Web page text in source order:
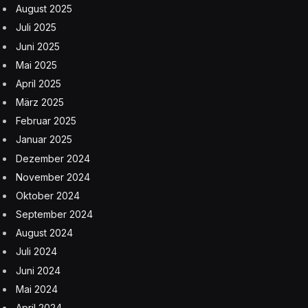
August 2025
Juli 2025
Juni 2025
Mai 2025
April 2025
März 2025
Februar 2025
Januar 2025
Dezember 2024
November 2024
Oktober 2024
September 2024
August 2024
Juli 2024
Juni 2024
Mai 2024